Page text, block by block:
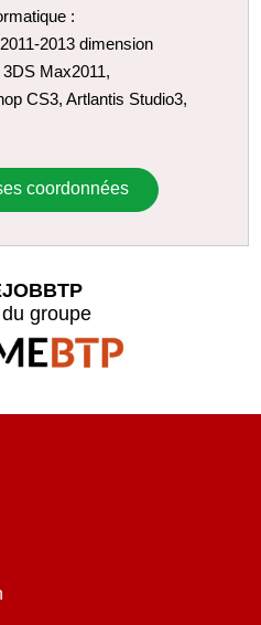
:
2013 dimension
Max2011,
CS3, Artlantis Studio3,
coordonnées
groupe